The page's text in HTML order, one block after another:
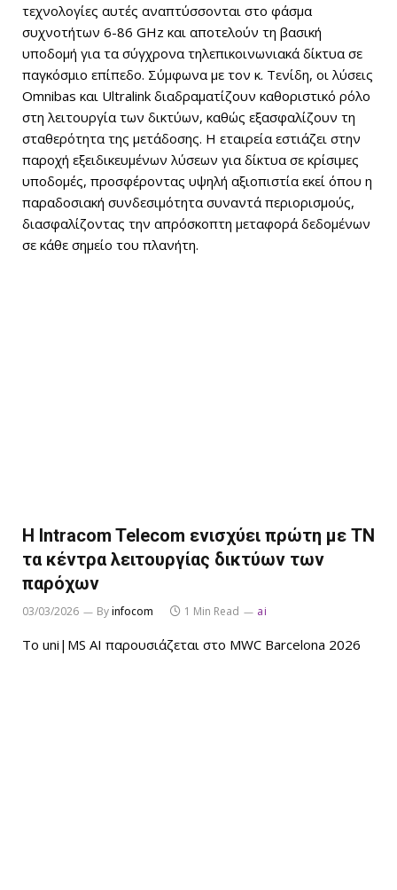
τεχνολογίες αυτές αναπτύσσονται στο φάσμα
συχνοτήτων 6-86 GHz και αποτελούν τη βασική
υποδομή για τα σύγχρονα τηλεπικοινωνιακά δίκτυα σε
παγκόσμιο επίπεδο. Σύμφωνα με τον κ. Τενίδη, οι λύσεις
Omnibas και Ultralink διαδραματίζουν καθοριστικό ρόλο
στη λειτουργία των δικτύων, καθώς εξασφαλίζουν τη
σταθερότητα της μετάδοσης. Η εταιρεία εστιάζει στην
παροχή εξειδικευμένων λύσεων για δίκτυα σε κρίσιμες
υποδομές, προσφέροντας υψηλή αξιοπιστία εκεί όπου η
παραδοσιακή συνδεσιμότητα συναντά περιορισμούς,
διασφαλίζοντας την απρόσκοπτη μεταφορά δεδομένων
σε κάθε σημείο του πλανήτη.
Η Intracom Telecom ενισχύει πρώτη με ΤΝ
τα κέντρα λειτουργίας δικτύων των
παρόχων
03/03/2026 Byinfocom 1 Min Read ai
Το uni|MS AI παρουσιάζεται στο MWC Barcelona 2026